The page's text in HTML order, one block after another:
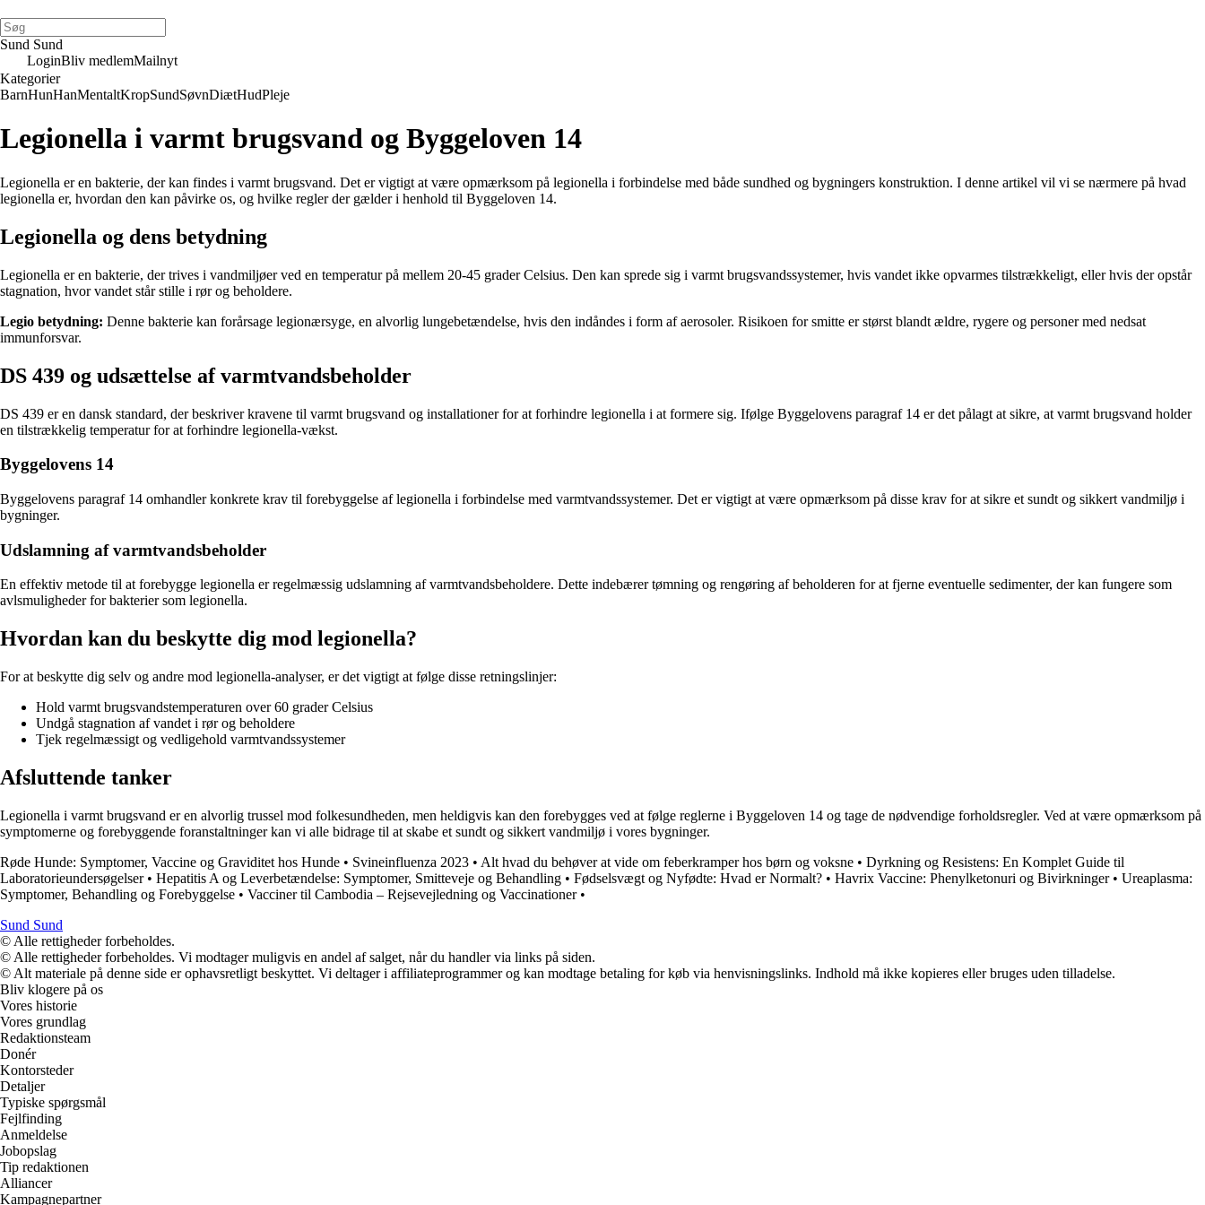
Sund Sund
LoginBliv medlemMailnyt
Kategorier
BarnHunHanMentaltKropSundSøvnDiætHudPleje
Legionella i varmt brugsvand og Byggeloven 14
Legionella er en bakterie, der kan findes i varmt brugsvand. Det er vigtigt at være opmærksom på legionella i forbindelse med både sundhed og bygningers konstruktion. I denne artikel vil vi se nærmere på hvad
legionella er, hvordan den kan påvirke os, og hvilke regler der gælder i henhold til Byggeloven 14.
Legionella og dens betydning
Legionella er en bakterie, der trives i vandmiljøer ved en temperatur på mellem 20-45 grader Celsius. Den kan sprede sig i varmt brugsvandssystemer, hvis vandet ikke opvarmes tilstrækkeligt, eller hvis der opstår
stagnation, hvor vandet står stille i rør og beholdere.
Legio betydning: Denne bakterie kan forårsage legionærsyge, en alvorlig lungebetændelse, hvis den indåndes i form af aerosoler. Risikoen for smitte er størst blandt ældre, rygere og personer med nedsat
immunforsvar.
DS 439 og udsættelse af varmtvandsbeholder
DS 439 er en dansk standard, der beskriver kravene til varmt brugsvand og installationer for at forhindre legionella i at formere sig. Ifølge Byggelovens paragraf 14 er det pålagt at sikre, at varmt brugsvand holder
en tilstrækkelig temperatur for at forhindre legionella-vækst.
Byggelovens 14
Byggelovens paragraf 14 omhandler konkrete krav til forebyggelse af legionella i forbindelse med varmtvandssystemer. Det er vigtigt at være opmærksom på disse krav for at sikre et sundt og sikkert vandmiljø i
bygninger.
Udslamning af varmtvandsbeholder
En effektiv metode til at forebygge legionella er regelmæssig udslamning af varmtvandsbeholdere. Dette indebærer tømning og rengøring af beholderen for at fjerne eventuelle sedimenter, der kan fungere som
avlsmuligheder for bakterier som legionella.
Hvordan kan du beskytte dig mod legionella?
For at beskytte dig selv og andre mod legionella-analyser, er det vigtigt at følge disse retningslinjer:
Hold varmt brugsvandstemperaturen over 60 grader Celsius
Undgå stagnation af vandet i rør og beholdere
Tjek regelmæssigt og vedligehold varmtvandssystemer
Afsluttende tanker
Legionella i varmt brugsvand er en alvorlig trussel mod folkesundheden, men heldigvis kan den forebygges ved at følge reglerne i Byggeloven 14 og tage de nødvendige forholdsregler. Ved at være opmærksom på
symptomerne og forebyggende foranstaltninger kan vi alle bidrage til at skabe et sundt og sikkert vandmiljø i vores bygninger.
Røde Hunde: Symptomer, Vaccine og Graviditet hos Hunde • Svineinfluenza 2023 • Alt hvad du behøver at vide om feberkramper hos børn og voksne • Dyrkning og Resistens: En Komplet Guide til
Laboratorieundersøgelser• Hepatitis A og Leverbetændelse: Symptomer, Smitteveje og Behandling • Fødselsvægt og Nyfødte: Hvad er Normalt? • Havrix Vaccine: Phenylketonuri og Bivirkninger• Ureaplasma:
Symptomer, Behandling og Forebyggelse • Vacciner til Cambodia – Rejsevejledning og Vaccinationer•
Sund Sund
© Alle rettigheder forbeholdes.
© Alle rettigheder forbeholdes. Vi modtager muligvis en andel af salget, når du handler via links på siden.
© Alt materiale på denne side er ophavsretligt beskyttet. Vi deltager i affiliateprogrammer og kan modtage betaling for køb via henvisningslinks. Indhold må ikke kopieres eller bruges uden tilladelse.
Bliv klogere på os
Vores historie
Vores grundlag
Redaktionsteam
Donér
Kontorsteder
Detaljer
Typiske spørgsmål
Fejlfinding
Anmeldelse
Jobopslag
Tip redaktionen
Alliancer
Kampagnepartner